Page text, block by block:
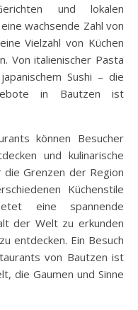
und lokalen
wachsende Zahl von
Vielzahl von Küchen
Von italienischer Pasta
Sushi – die
in Bautzen ist
können Besucher
und kulinarische
Grenzen der Region
Küchenstile
eine spannende
der Welt zu erkunden
entdecken. Ein Besuch
von Bautzen ist
die Gaumen und Sinne